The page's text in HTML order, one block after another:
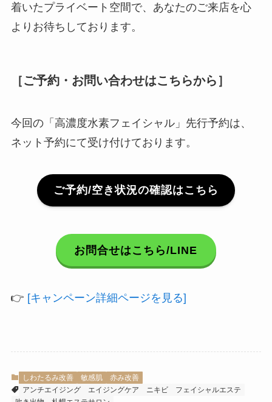
着いたプライベート空間で、あなたのご来店を心
よりお待ちしております。
［ご予約・お問い合わせはこちらから］
今回の「高濃度水素フェイシャル」先行予約は、
ネット予約にて受け付けております。
ご予約/空き状況の確認はこちら
お問合せはこちら/LINE
👉 [キャンペーン詳細ページを見る]
しわたるみ改善 敏感肌
赤み改善
アンチエイジング
エイジングケア ニキビ
フェイシャルエステ